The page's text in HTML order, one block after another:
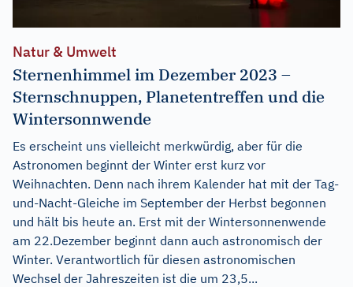
Natur & Umwelt
Sternenhimmel im Dezember 2023 –
Sternschnuppen, Planetentreffen und die
Wintersonnwende
Es erscheint uns vielleicht merkwürdig, aber für die
Astronomen beginnt der Winter erst kurz vor
Weihnachten. Denn nach ihrem Kalender hat mit der Tag-
und-Nacht-Gleiche im September der Herbst begonnen
und hält bis heute an. Erst mit der Wintersonnenwende
am 22.Dezember beginnt dann auch astronomisch der
Winter. Verantwortlich für diesen astronomischen
Wechsel der Jahreszeiten ist die um 23,5...